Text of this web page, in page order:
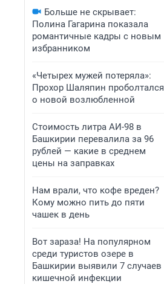
Больше не скрывает:
Полина Гагарина показала
романтичные кадры с новым
избранником
«Четырех мужей потеряла»:
Прохор Шаляпин проболтался
о новой возлюбленной
Стоимость литра АИ-98 в
Башкирии перевалила за 96
рублей — какие в среднем
цены на заправках
Нам врали, что кофе вреден?
Кому можно пить до пяти
чашек в день
Вот зараза! На популярном
среди туристов озере в
Башкирии выявили 7 случаев
кишечной инфекции